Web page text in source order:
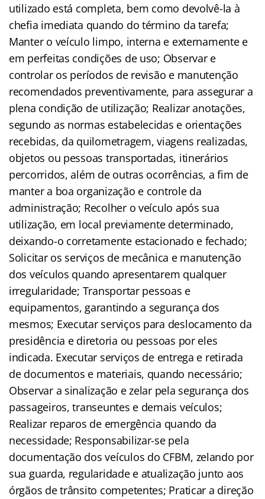
utilizado está completa, bem como devolvê-la à
chefia imediata quando do término da tarefa;
Manter o veículo limpo, interna e externamente e
em perfeitas condições de uso; Observar e
controlar os períodos de revisão e manutenção
recomendados preventivamente, para assegurar a
plena condição de utilização; Realizar anotações,
segundo as normas estabelecidas e orientações
recebidas, da quilometragem, viagens realizadas,
objetos ou pessoas transportadas, itinerários
percorridos, além de outras ocorrências, a fim de
manter a boa organização e controle da
administração; Recolher o veículo após sua
utilização, em local previamente determinado,
deixando-o corretamente estacionado e fechado;
Solicitar os serviços de mecânica e manutenção
dos veículos quando apresentarem qualquer
irregularidade; Transportar pessoas e
equipamentos, garantindo a segurança dos
mesmos; Executar serviços para deslocamento da
presidência e diretoria ou pessoas por eles
indicada. Executar serviços de entrega e retirada
de documentos e materiais, quando necessário;
Observar a sinalização e zelar pela segurança dos
passageiros, transeuntes e demais veículos;
Realizar reparos de emergência quando da
necessidade; Responsabilizar-se pela
documentação dos veículos do CFBM, zelando por
sua guarda, regularidade e atualização junto aos
órgãos de trânsito competentes; Praticar a direção